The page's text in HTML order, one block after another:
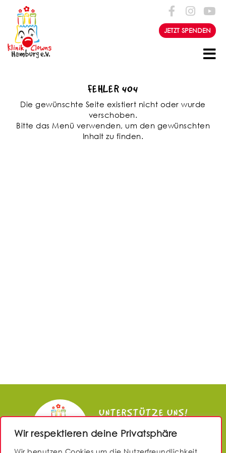
Wir respektieren deine Privatsphäre
Zum Inhalt springen
JETZT SPENDEN
FEHLER 404
Die gewünschte Seite existiert nicht oder wurde
verschoben.
Bitte das Menü verwenden, um den gewünschten
Inhalt zu finden.
UNTERSTÜTZE UNS!
JETZT SPENDEN